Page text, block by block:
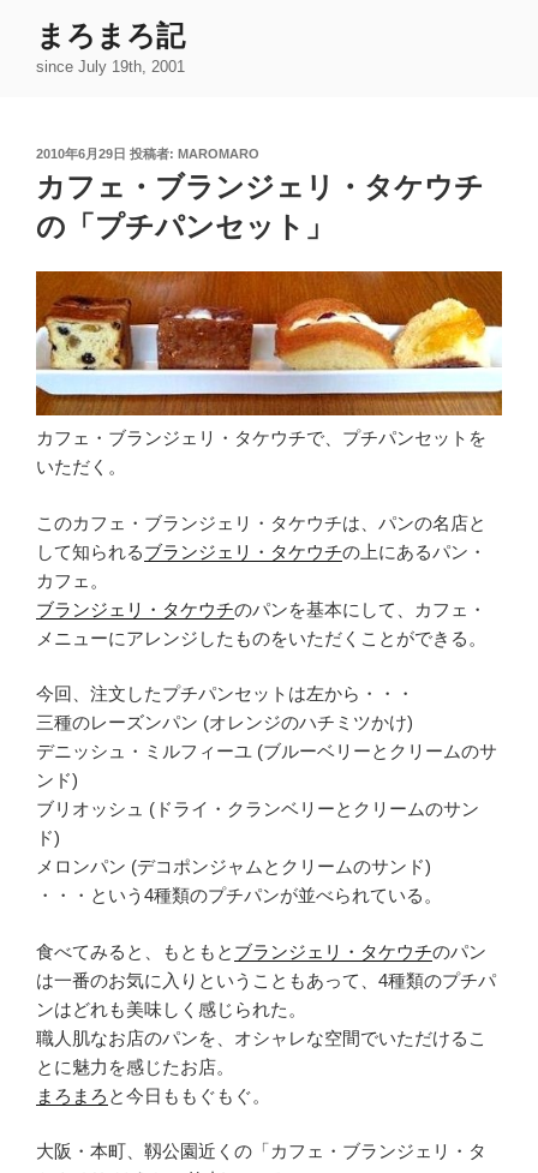
まろまろ記
since July 19th, 2001
投
日:
2010年6月29日 投稿者: MAROMARO
カフェ・ブランジェリ・タケウチ
の「プチパンセット」
カフェ・ブランジェリ・タケウチで、プチパンセットを
いただく。
このカフェ・ブランジェリ・タケウチは、パンの名店と
して知られるブランジェリ・タケウチの上にあるパン・
カフェ。
ブランジェリ・タケウチのパンを基本にして、カフェ・
メニューにアレンジしたものをいただくことができる。
今回、注文したプチパンセットは左から・・・
三種のレーズンパン (オレンジのハチミツかけ)
デニッシュ・ミルフィーユ (ブルーベリーとクリームのサ
ンド)
ブリオッシュ (ドライ・クランベリーとクリームのサン
ド)
メロンパン (デコポンジャムとクリームのサンド)
・・・という4種類のプチパンが並べられている。
食べてみると、もともと ブランジェリ・タケウチのパン
は一番のお気に入りということもあって、4種類のプチパ
ンはどれも美味しく感じられた。
職人肌なお店のパンを、オシャレな空間でいただけるこ
とに魅力を感じたお店。
まろまろ と今日ももぐもぐ。
大阪・本町、靱公園近くの「カフェ・ブランジェリ・タ